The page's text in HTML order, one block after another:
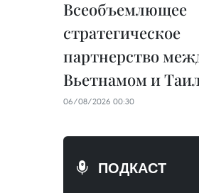
Всеобъемлющее
стратегическое
партнерство
Вьетнамом и
06/08/2026 00:30
ПОДКАСТ